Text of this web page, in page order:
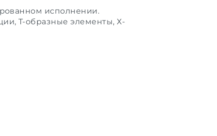
исполнении.
, Т-образные элементы,Х-